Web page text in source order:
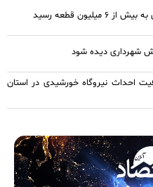
قطعه رسید
شهرداری دیده شود
ظرفیت احداث نیروگاه خورشیدی در استان